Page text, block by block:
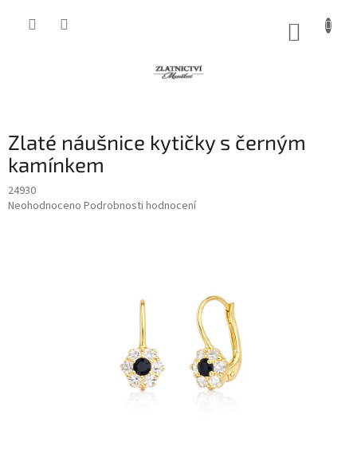
Zlaté náušnice kytičky s černým
kamínkem
24930
Průměrné
Neohodnoceno Podrobnosti hodnocení